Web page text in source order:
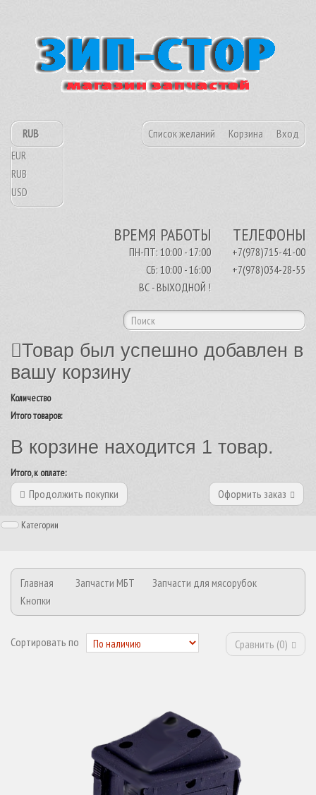
Список желаний Корзина Вход
RUB
EUR
RUB
USD
ТЕЛЕФОНЫ
+7(978)715-41-00
+7(978)034-28-55
ВРЕМЯ РАБОТЫ
ПН-ПТ: 10:00 - 17:00
СБ: 10:00 - 16:00
ВС - ВЫХОДНОЙ !
Товар был успешно добавлен в
вашу корзину
Количество
Итого товаров:
В корзине находится 1 товар.
Итого, к оплате:
Продолжить покупки Оформить заказ
Категории
Главная Запчасти МБТ
Запчасти для мясорубок
Кнопки
Сортировать по Сравнить (0)